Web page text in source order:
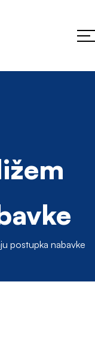
postupka nabavke